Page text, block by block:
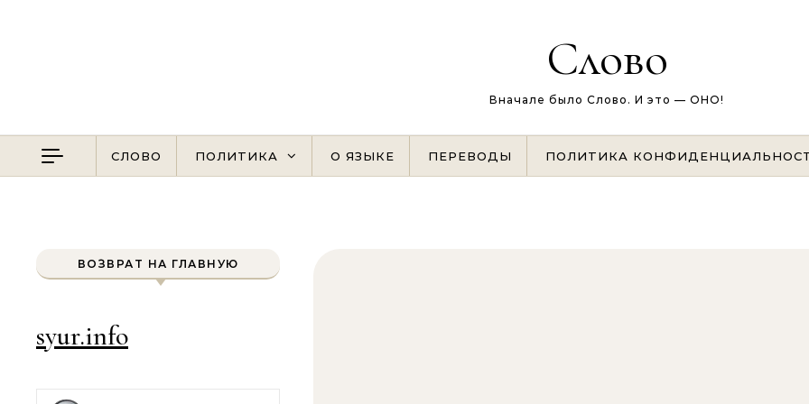
Слово
Вначале было Слово. И это — ОНО!
СЛОВО ПОЛИТИКА О ЯЗЫКЕ ПЕРЕВОДЫ ПОЛИТИКА
ВОЗВРАТ НА ГЛАВНУЮ
syur.info